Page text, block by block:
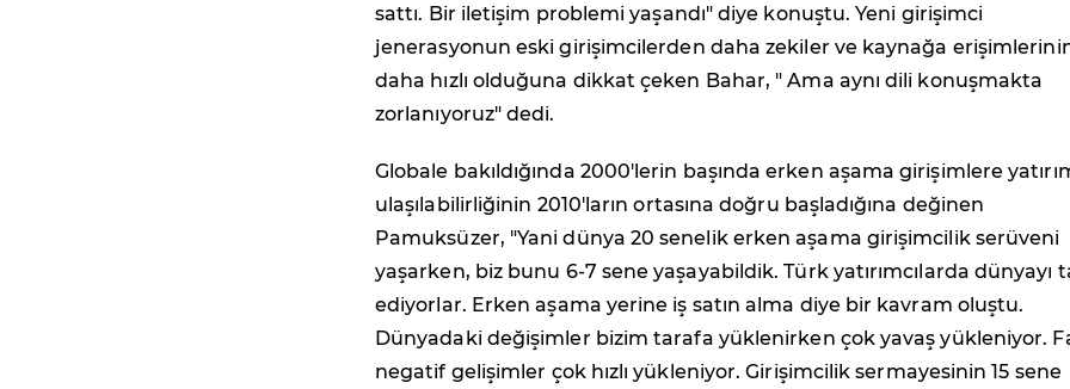
sattı. Bir iletişim problemi yaşandı" diye konuştu. Yeni girişimci
jenerasyonun eski girişimcilerden daha zekiler ve kaynağa
daha hızlı olduğuna dikkat çeken Bahar, " Ama aynı dili konuşmakta
zorlanıyoruz" dedi.
Globale bakıldığında 2000'lerin başında erken aşama girişimlere
ulaşılabilirliğinin 2010'ların ortasına doğru başladığına değinen
Pamuksüzer, "Yani dünya 20 senelik erken aşama girişimcilik serüveni
yaşarken, biz bunu 6-7 sene yaşayabildik. Türk yatırımcılarda dünyayı
ediyorlar. Erken aşama yerine iş satın alma diye bir kavram oluştu.
Dünyadaki değişimler bizim tarafa yüklenirken çok yavaş yükleniyor.
negatif gelişimler çok hızlı yükleniyor. Girişimcilik sermayesinin 15 sene